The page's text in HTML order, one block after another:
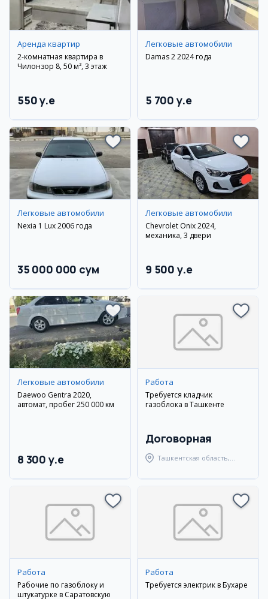
Аренда квартир
2-комнатная квартира в
Чилонзор 8, 50 м², 3 этаж
550 y.e
Легковые автомобили
Damas 2 2024 года
5 700 y.e
Легковые автомобили
Nexia 1 Lux 2006 года
35 000 000 сум
Легковые автомобили
Chevrolet Onix 2024,
механика, 3 двери
9 500 y.e
Легковые автомобили
Daewoo Gentra 2020,
автомат, пробег 250 000 км
8 300 y.e
Работа
Требуется кладчик
газоблока в Ташкенте
Договорная
Ташкентская область,
Работа
Рабочие по газоблоку и
штукатурке в Саратовскую
Работа
Требуется электрик в Бухаре